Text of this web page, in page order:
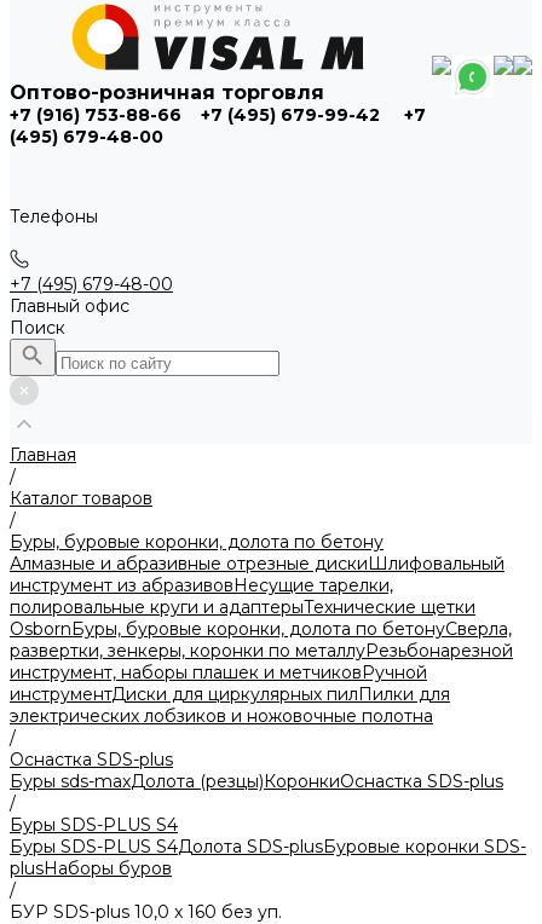
Оптово-розничная торговля
+7 (916) 753-88-66 +7 (495) 679-99-42
+7
(495) 679-48-00
Телефоны
+7 (495) 679-48-00
Главный офис
Поиск
Главная
/
Каталог товаров
/
Буры, буровые коронки, долота по бетону
Алмазные и абразивные отрезные дискиШлифовальный
инструмент из абразивовНесущие тарелки,
полировальные круги и адаптерыТехнические щетки
OsbornБуры, буровые коронки, долота по бетонуСверла,
развертки, зенкеры, коронки по металлуРезьбонарезной
инструмент, наборы плашек и метчиковРучной
инструментДиски для циркулярных пилПилки для
электрических лобзиков и ножовочные полотна
/
Оснастка SDS-plus
Буры sds-maxДолота (резцы)КоронкиОснастка SDS-plus
/
Буры SDS-PLUS S4
Буры SDS-PLUS S4Долота SDS-plusБуровые коронки SDS-
plusНаборы буров
/
БУP SDS-plus 10,0 x 160 без уп.